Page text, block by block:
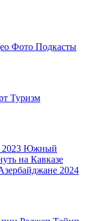
Фото Подкасты
Туризм
Южный
на Кавказе
2024